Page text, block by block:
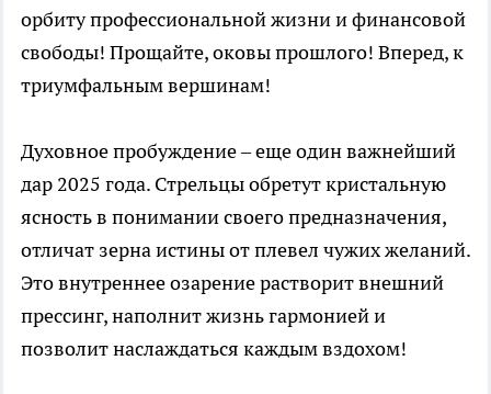
орбиту профессиональной жизни и финансовой
свободы! Прощайте, оковы прошлого! Вперед, к
триумфальным вершинам!
Духовное пробуждение – еще один важнейший
дар 2025 года. Стрельцы обретут кристальную
ясность в понимании своего предназначения,
отличат зерна истины от плевел чужих желаний.
Это внутреннее озарение растворит внешний
прессинг, наполнит жизнь гармонией и
позволит наслаждаться каждым вздохом!